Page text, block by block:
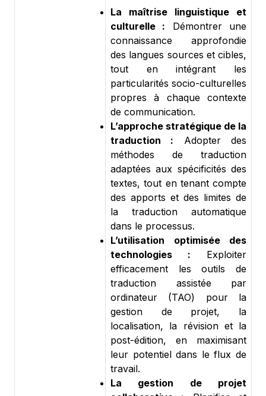
La maîtrise linguistique et
culturelle : Démontrer une
connaissance approfondie
des langues sources et cibles,
tout en intégrant les
particularités socio-culturelles
propres à chaque contexte
de communication.
L’approche stratégique de la
traduction : Adopter des
méthodes de traduction
adaptées aux spécificités des
textes, tout en tenant compte
des apports et des limites de
la traduction automatique
dans le processus.
L’utilisation optimisée des
technologies : Exploiter
efficacement les outils de
traduction assistée par
ordinateur (TAO) pour la
gestion de projet, la
localisation, la révision et la
post-édition, en maximisant
leur potentiel dans le flux de
travail.
La gestion de projet